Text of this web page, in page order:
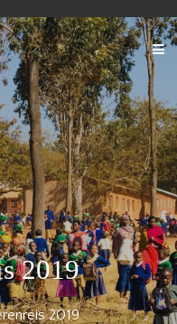
2019
2019